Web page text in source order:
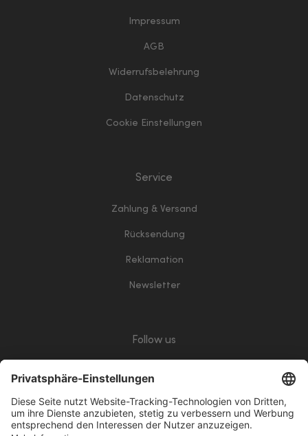
Impressum
AGB
Widerrufsbelehrung
Datenschutz
Cookie Einstellungen
Service
Zahlung & Versand
Rücksendung
Reklamation
Newsletter
Follow us
giropay Klarna VorkassePayPalWhiteVisaWhite